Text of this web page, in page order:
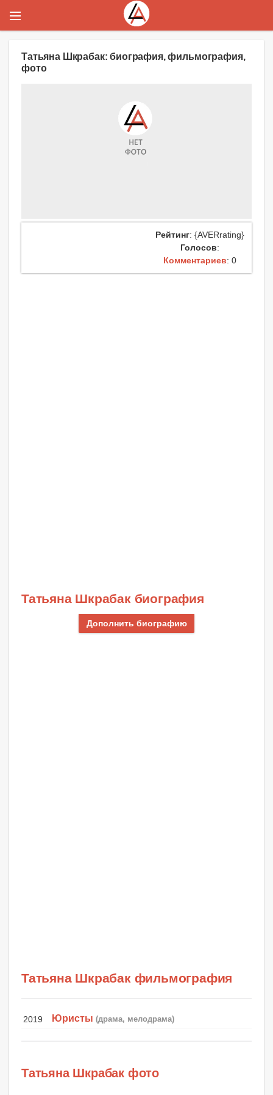
Татьяна Шкрабак: биография, фильмография,
фото
Рейтинг: {AVERrating}
Голосов:
Комментариев: 0
Татьяна Шкрабак биография
Дополнить биографию
Татьяна Шкрабак фильмография
2019 Юристы (драма, мелодрама)
Татьяна Шкрабак фото